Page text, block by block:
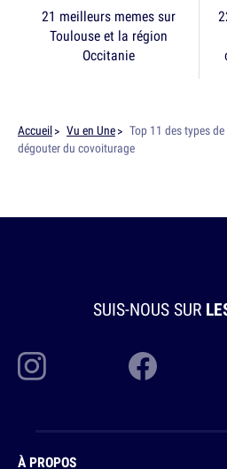
21 meilleurs memes sur
Toulouse et la région
Occitanie
Accueil Vu en Une
Top 11 des types
dégouter du covoiturage
SUIS-NOUS SUR
À PROPOS